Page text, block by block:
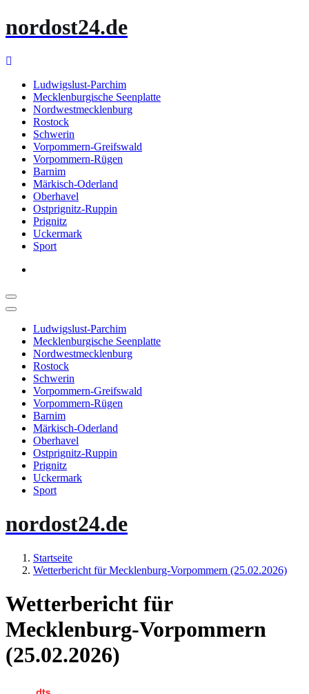
Inhalt
nordost24.de
Ludwigslust-Parchim
Mecklenburgische Seenplatte
Nordwestmecklenburg
Rostock
Schwerin
Vorpommern-Greifswald
Vorpommern-Rügen
Barnim
Märkisch-Oderland
Oberhavel
Ostprignitz-Ruppin
Prignitz
Uckermark
Sport
Ludwigslust-Parchim
Mecklenburgische Seenplatte
Nordwestmecklenburg
Rostock
Schwerin
Vorpommern-Greifswald
Vorpommern-Rügen
Barnim
Märkisch-Oderland
Oberhavel
Ostprignitz-Ruppin
Prignitz
Uckermark
Sport
nordost24.de
Startseite
Wetterbericht für Mecklenburg-Vorpommern (25.02.2026)
Wetterbericht für
Mecklenburg-Vorpommern
(25.02.2026)